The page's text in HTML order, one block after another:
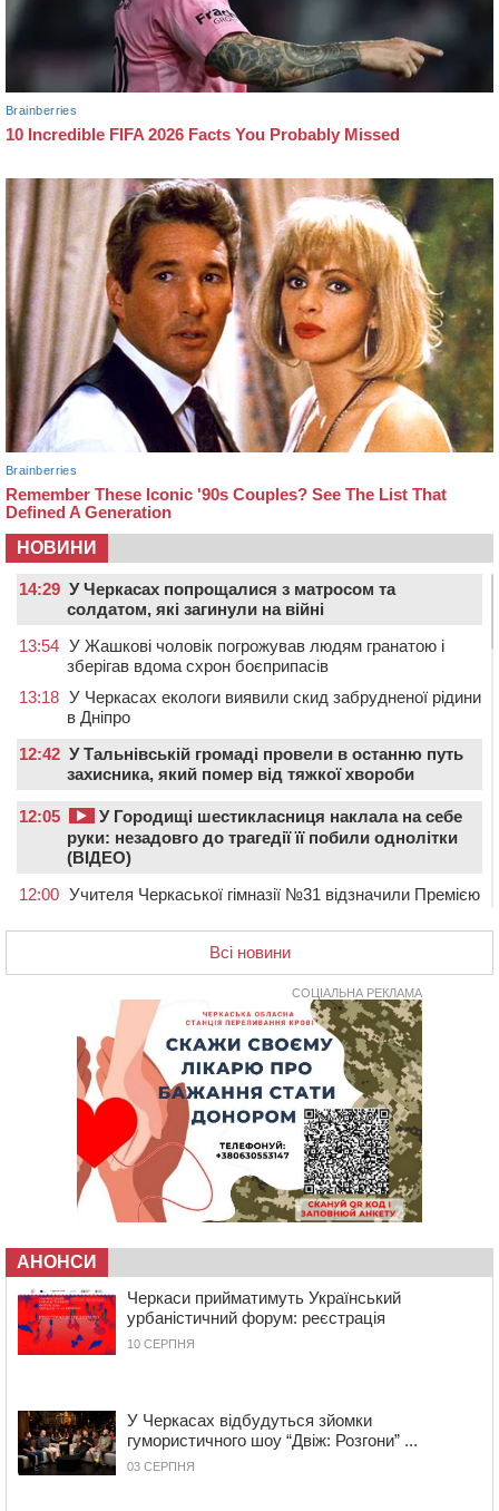
НОВИНИ
14:29 У Черкасах попрощалися з матросом та
солдатом, які загинули на війні
13:54 У Жашкові чоловік погрожував людям гранатою і
зберігав вдома схрон боєприпасів
13:18 У Черкасах екологи виявили скид забрудненої рідини
в Дніпро
12:42 У Тальнівській громаді провели в останню путь
захисника, який помер від тяжкої хвороби
12:05
У Городищі шестикласниця наклала на себе
руки: незадовго до трагедії її побили однолітки
(ВІДЕО)
12:00 Учителя Черкаської гімназії №31 відзначили Премією
На Черкащині запрацювала Мистецько-краєзнавча
У Вільшанській громаді попрощалися із
захисником, який помер від тяжких поранень
Всі опинилися в кюветі: у Будищі зіткнулися два
автомобілі та мотоцикл
На Черкащині боржникам за електроенергію
нарахують 3% річних та інфляційні втрати
Черкащина серед лідерів за кількістю штрафів для
підприємств через неподання даних про транспорт до
ТЦК
форум: реєстрація
19:08 На Чорнобаївщині конфіскували землю на користь
держави, але оренду не припинили: прокуратура
звернулася до суду
на літній відпочинок дітей пільгових категорій
15:32 «Будеш пожежним!»: рятувальник з Умані про
професію, що почалася з його власного порятунку
Всі новини
СОЦІАЛЬНА РЕКЛАМА
АНОНСИ
Черкаси прийматимуть Український
урбаністичний форум: реєстрація
10 СЕРПНЯ
У Черкасах відбудуться зйомки
гумористичного шоу “Двіж: Розгони” ...
03 СЕРПНЯ